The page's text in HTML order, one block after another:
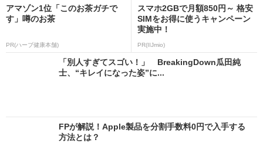
アマゾン1位「このお茶ガチで
す」噂のお茶
PR(ハーブ健康本舗)
スマホ2GBで月額850円～ 格安
SIMをお得に使うキャンペーン
実施中！
PR(IIJmio)
「別人すぎてスゴい！」 BreakingDown瓜田純
士、“キレイになった姿”に...
FPが解説！Apple製品を分割手数料0円で入手する
方法とは？